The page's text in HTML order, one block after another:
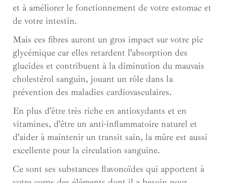
et à améliorer le fonctionnement de votre estomac et
de votre intestin.
Mais ces fibres auront un gros impact sur votre pic
glycémique car elles retardent l’absorption des
glucides et contribuent à la diminution du mauvais
cholestérol sanguin, jouant un rôle dans la
prévention des maladies cardiovasculaires.
En plus d’être très riche en antioxydants et en
vitamines, d’être un anti-inflammatoire naturel et
d’aider à maintenir un transit sain, la mûre est aussi
excellente pour la circulation sanguine.
Ce sont ses substances flavonoïdes qui apportent à